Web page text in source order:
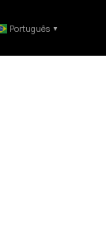
Português ▼